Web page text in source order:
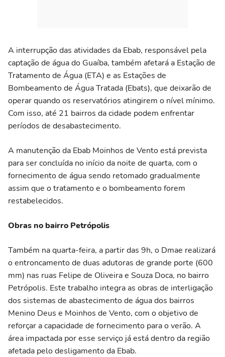
A interrupção das atividades da Ebab, responsável pela
captação de água do Guaíba, também afetará a Estação de
Tratamento de Água (ETA) e as Estações de
Bombeamento de Água Tratada (Ebats), que deixarão de
operar quando os reservatórios atingirem o nível mínimo.
Com isso, até 21 bairros da cidade podem enfrentar
períodos de desabastecimento.
A manutenção da Ebab Moinhos de Vento está prevista
para ser concluída no início da noite de quarta, com o
fornecimento de água sendo retomado gradualmente
assim que o tratamento e o bombeamento forem
restabelecidos.
Obras no bairro Petrópolis
Também na quarta-feira, a partir das 9h, o Dmae realizará
o entroncamento de duas adutoras de grande porte (600
mm) nas ruas Felipe de Oliveira e Souza Doca, no bairro
Petrópolis. Este trabalho integra as obras de interligação
dos sistemas de abastecimento de água dos bairros
Menino Deus e Moinhos de Vento, com o objetivo de
reforçar a capacidade de fornecimento para o verão. A
área impactada por esse serviço já está dentro da região
afetada pelo desligamento da Ebab.